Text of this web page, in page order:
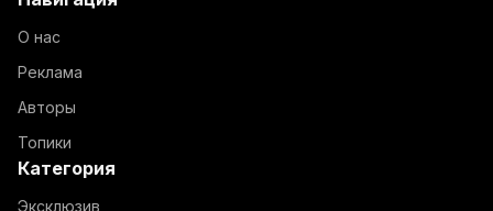
О нас
Реклама
Авторы
Топики
Категория
Эксклюзив